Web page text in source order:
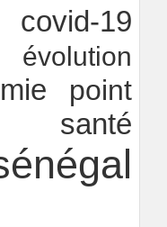
covid-19
évolution
point
santé